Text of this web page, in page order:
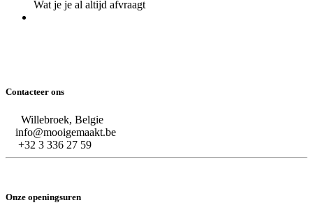
Wat je je al altijd afvraagt
Contacteer ons
Willebroek, Belgie
info@mooigemaakt.be
+32 3 336 27 59
Onze openingsuren